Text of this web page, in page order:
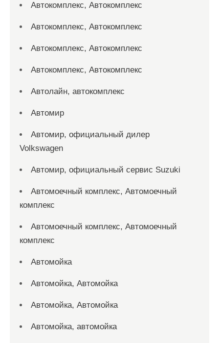
Автокомплекс, Автокомплекс
Автокомплекс, Автокомплекс
Автокомплекс, Автокомплекс
Автокомплекс, Автокомплекс
Автолайн, автокомплекс
Автомир
Автомир, официальный дилер
Volkswagen
Автомир, официальный сервис Suzuki
Автомоечный комплекс, Автомоечный
комплекс
Автомоечный комплекс, Автомоечный
комплекс
Автомойка
Автомойка, Автомойка
Автомойка, Автомойка
Автомойка, автомойка